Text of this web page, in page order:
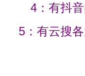
4：有抖
5：有云搜